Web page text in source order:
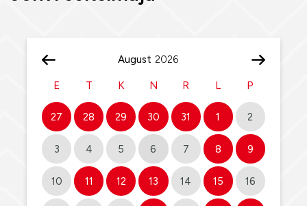
August
E T K N R L P
27 28 29 30 31 1 2
3 4 5 6 7 8 9
10 11 12 13 14 15 16